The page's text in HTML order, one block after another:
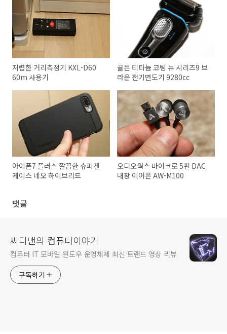
저렴한 거리측정기 KXL-D60
60m 사용기
골든 티타늄 코팅 뉴 시리즈9 브
라운 전기면도기 9280cc
아이폰7 플러스 깔끔한 슈피겐
케이스 네오 하이브리드
오디오웍스 마이크로 5핀 DAC
내장 이어폰 AW-M100
댓글
씨디맨의 컴퓨터이야기
컴퓨터 IT 모바일 윈도우 운영체제 최신 트랜드 영상 리뷰
구독하기